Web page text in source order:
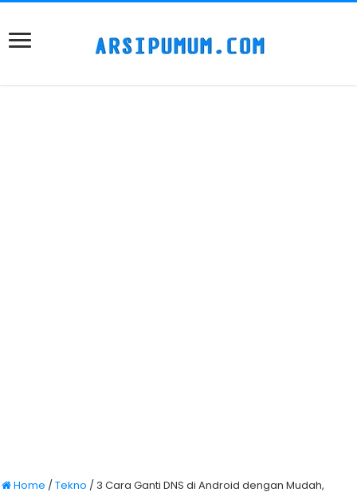
Home /Tekno / 3 Cara Ganti DNS di Android dengan Mudah,